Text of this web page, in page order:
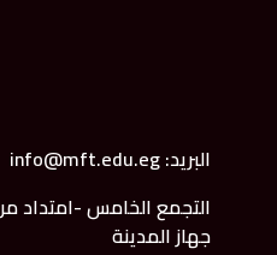
البريد: info@mft.edu.eg
التجمع الخامس -امتداد
جهاز المدينة